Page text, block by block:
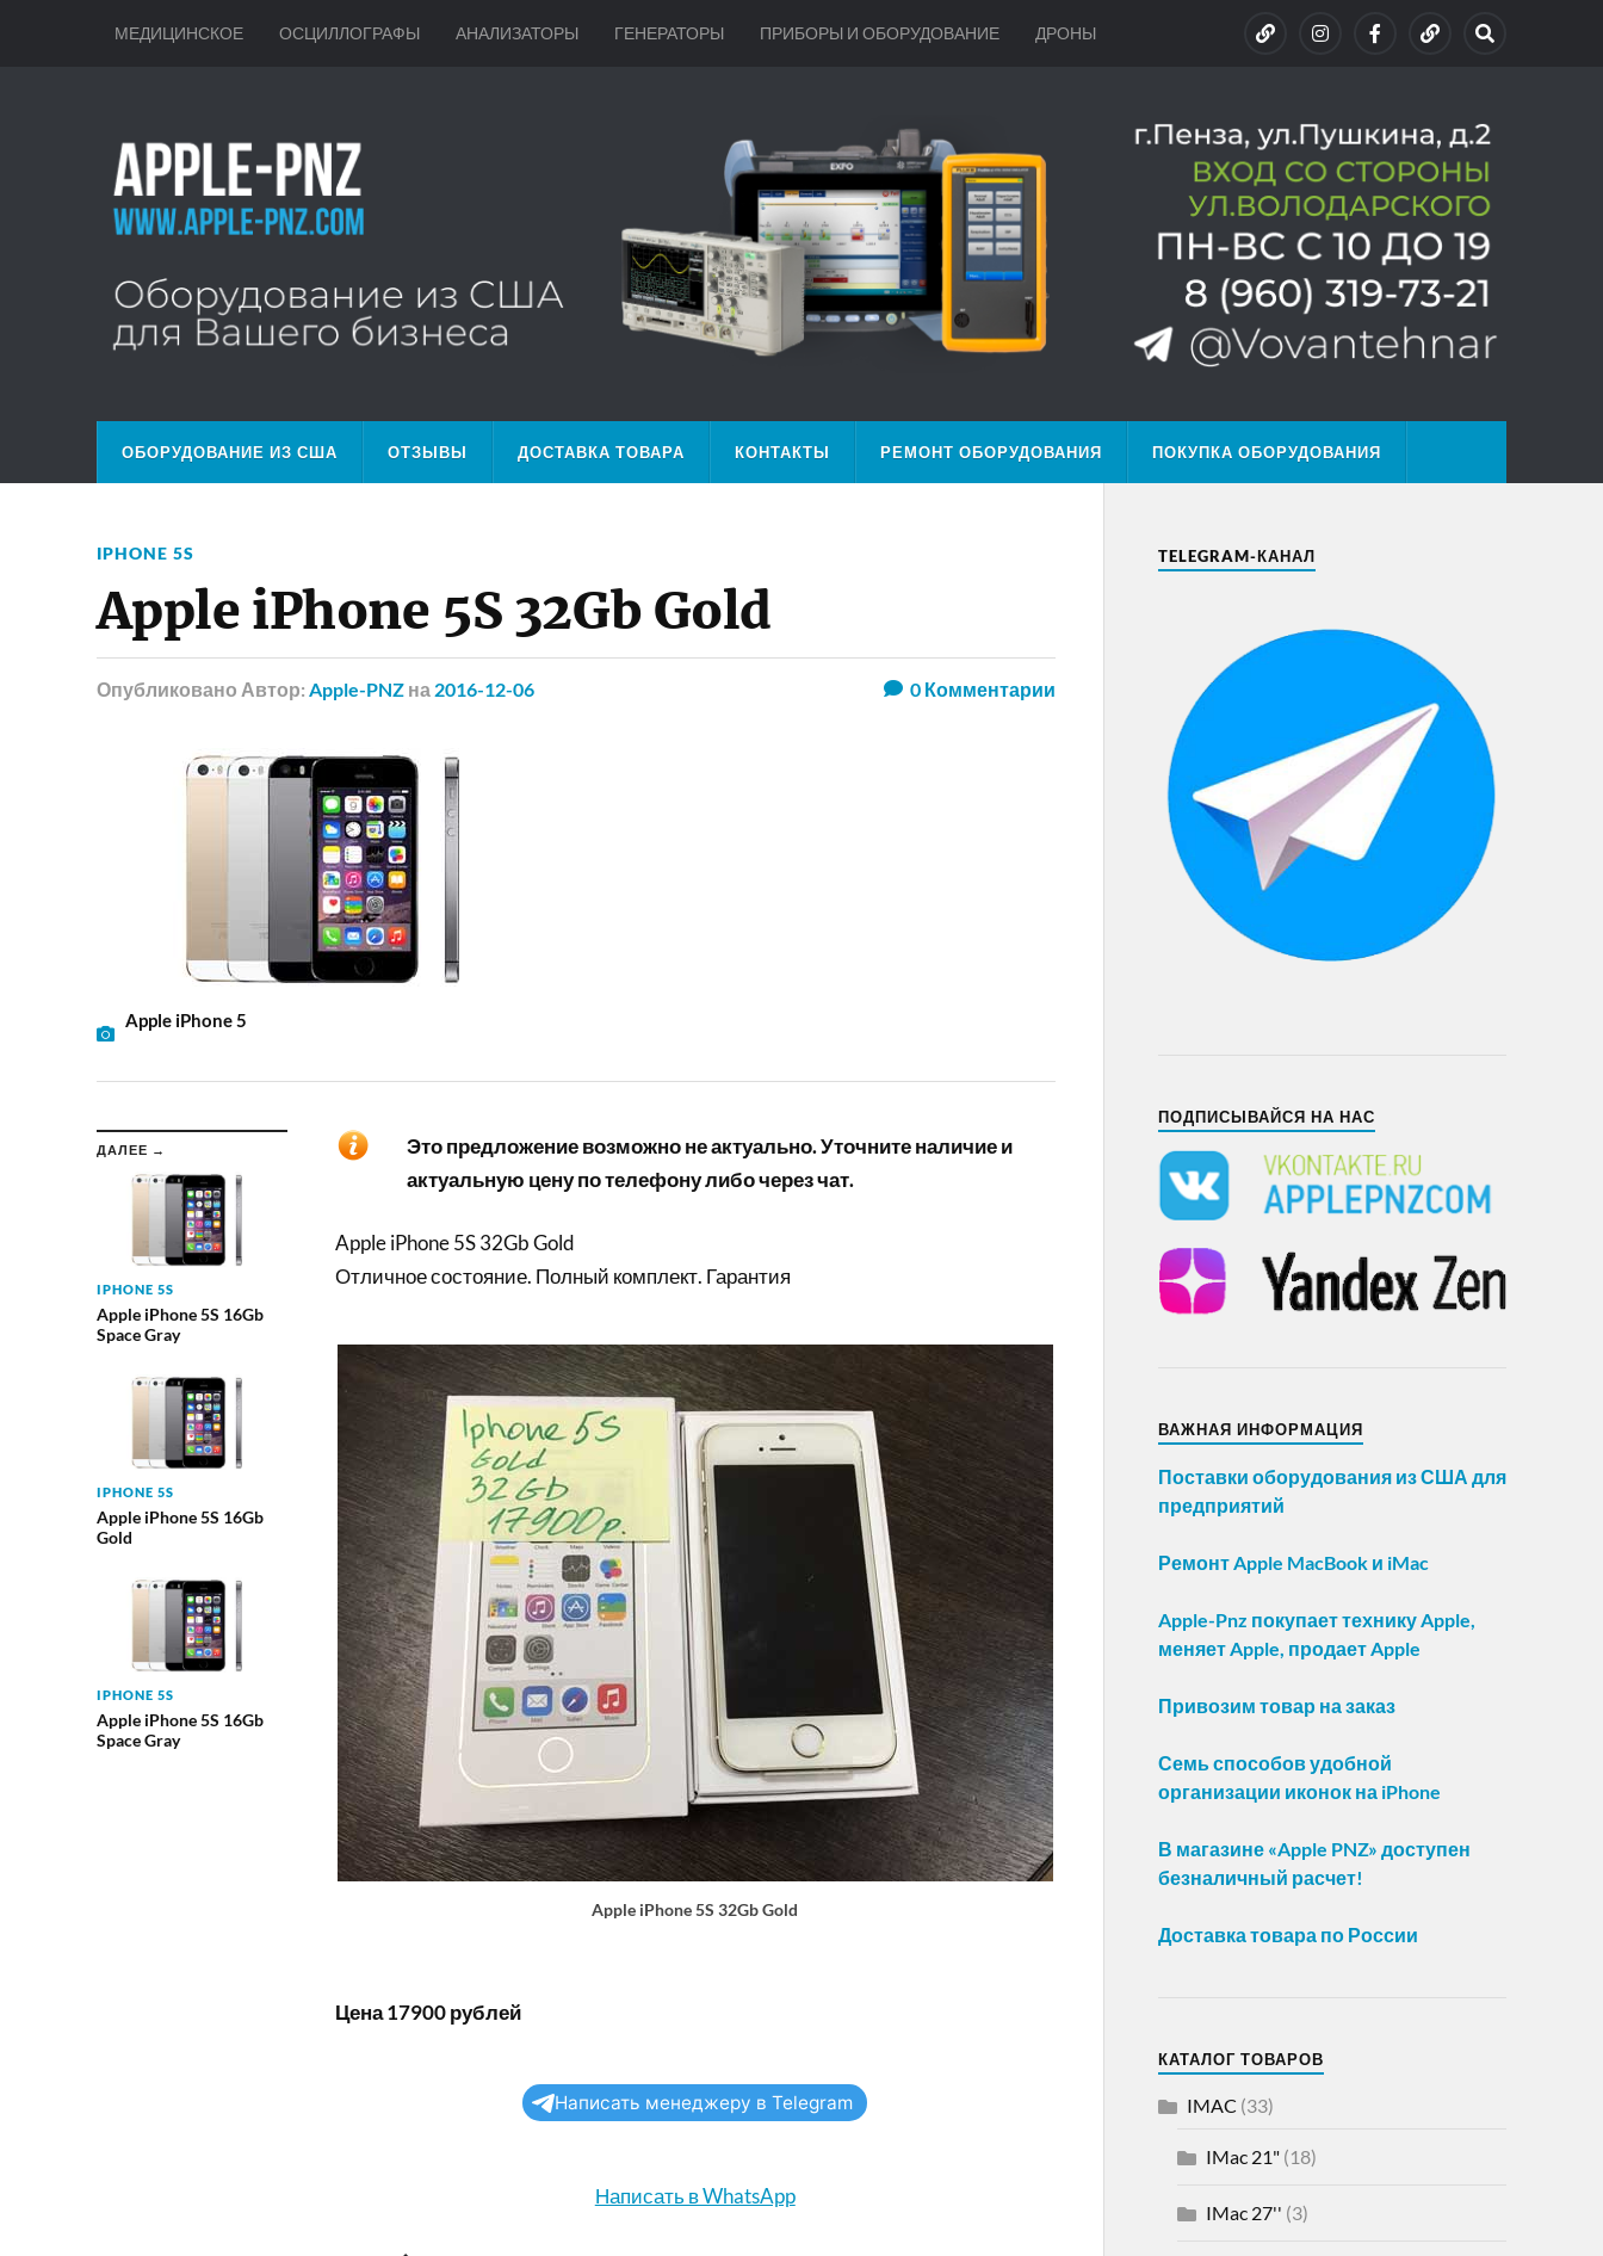
МЕДИЦИНСКОЕ ОСЦИЛЛОГРАФЫ АНАЛИЗАТОРЫ ГЕНЕРАТОРЫ ПРИБОРЫ И ОБОРУДОВАНИЕ ДРОНЫ
ОБОРУДОВАНИЕ ИЗ США ОТЗЫВЫ ДОСТАВКА ТОВАРА КОНТАКТЫ РЕМОНТ ОБОРУДОВАНИЯ ПОКУПКА ОБОРУДОВАНИЯ
IPHONE 5S
Apple iPhone 5S 32Gb Gold
Опубликовано Автор: Apple-PNZ на 2016-12-06 0Комментарии
Apple iPhone 5
ДАЛЕЕ →
IPHONE 5S
Apple iPhone 5S 16Gb
Space Gray
IPHONE 5S
Apple iPhone 5S 16Gb
Gold
IPHONE 5S
Apple iPhone 5S 16Gb
Space Gray
Это предложение возможно не актуально. Уточните наличие и
актуальную цену по телефону либо через чат.
Apple iPhone 5S 32Gb Gold
Отличное состояние. Полный комплект. Гарантия
Apple iPhone 5S 32Gb Gold
Цена 17900 рублей
Написать менеджеру в Telegram
Написать в WhatsApp
TELEGRAM-КАНАЛ
ПОДПИСЫВАЙСЯ НА НАС
ВАЖНАЯ ИНФОРМАЦИЯ
Поставки оборудования из США для
предприятий
Ремонт Apple MacBook и iMac
Apple-Pnz покупает технику Apple,
меняет Apple, продает Apple
Привозим товар на заказ
Семь способов удобной
организации иконок на iPhone
В магазине «Apple PNZ» доступен
безналичный расчет!
Доставка товара по России
КАТАЛОГ ТОВАРОВ
IMAC (33)
IMac 21"(18)
IMac 27'' (3)